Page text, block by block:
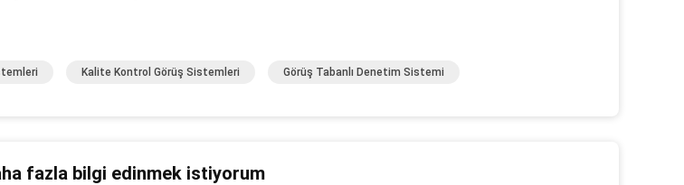
Kalite Kontrol Görüş Sistemleri Görüş Tabanlı Denetim Sistemi
fazla bilgi edinmek istiyorum